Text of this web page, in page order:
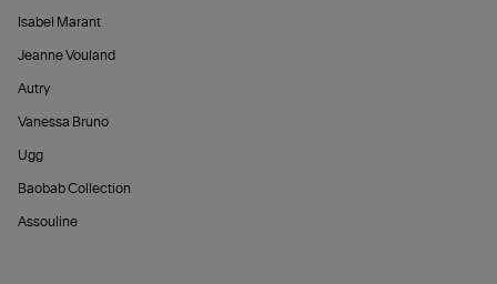
Isabel Marant
Jeanne Vouland
Autry
Vanessa Bruno
Ugg
Baobab Collection
Assouline